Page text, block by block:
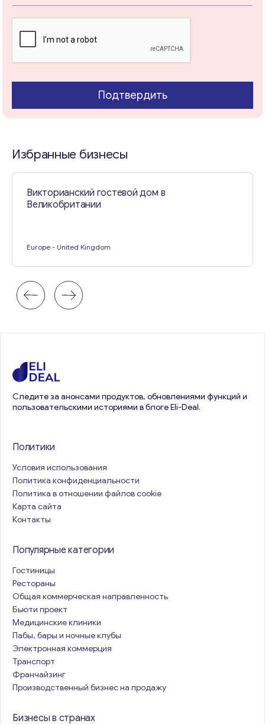
Подтвердить
Избранные бизнесы
Викторианский гостевой дом в
Великобритании
Europe - United Kingdom
Следите за анонсами продуктов, обновлениями функций и
пользовательскими историями в блоге Eli-Deal.
Политики
Условия использования
Политика конфиденциальности
Политика в отношении файлов cookie
Карта сайта
Контакты
Популярные категории
Гостиницы
Рестораны
Общая коммерческая направленность
Бьюти проект
Медицинские клиники
Пабы, бары и ночные клубы
Электронная коммерция
Транспорт
Франчайзинг
Производственный бизнес на продажу
Бизнесы в странах